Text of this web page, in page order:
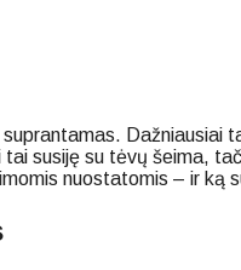
susiję su tėvų šeima,
nuostatomis – ir ką